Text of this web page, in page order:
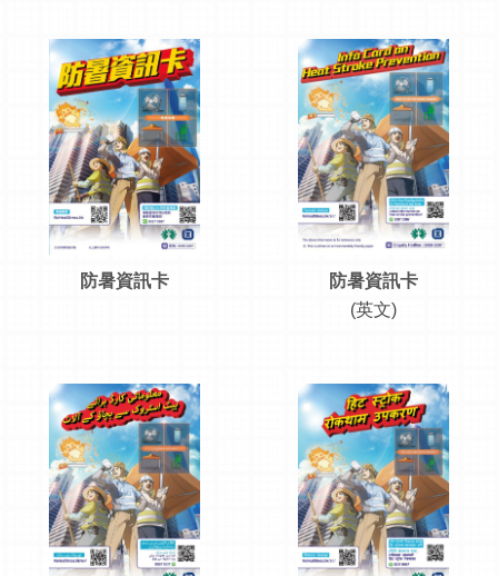
防暑資訊卡
防暑資訊卡
(英文)